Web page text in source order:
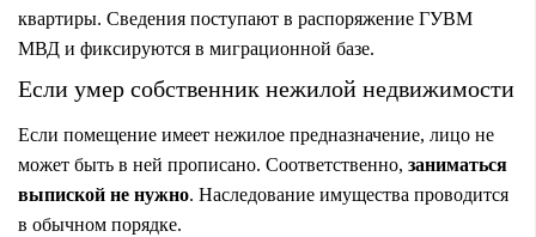
квартиры. Сведения поступают в распоряжение ГУВМ
МВД и фиксируются в миграционной базе.
Если умер собственник нежилой недвижимости
Если помещение имеет нежилое предназначение, лицо не
может быть в ней прописано. Соответственно, заниматься
выпиской не нужно. Наследование имущества проводится
в обычном порядке.